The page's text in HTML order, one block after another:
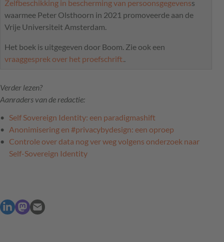
Zelfbeschikking in bescherming van persoonsgegevenss
waarmee Peter Olsthoorn in 2021 promoveerde aan de
Vrije Universiteit Amsterdam.
Het boek is uitgegeven door Boom. Zie ook een
vraaggesprek over het proefschrift.
Verder lezen?
Aanraders van de redactie:
Self Sovereign Identity: een paradigmashift
Anonimisering en #privacybydesign: een oproep
Controle over data nog ver weg volgens onderzoek naar
Self-Sovereign Identity